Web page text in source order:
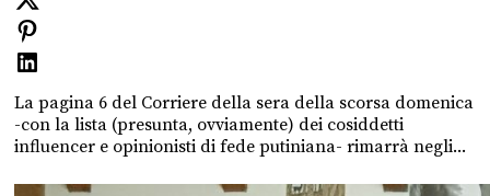
La pagina 6 del Corriere della sera della scorsa domenica
-con la lista (presunta, ovviamente) dei cosiddetti
influencer e opinionisti di fede putiniana- rimarrà negli...